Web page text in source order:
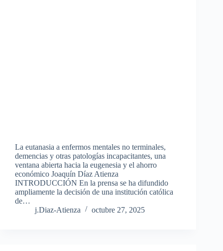
La eutanasia a enfermos mentales no terminales,
demencias y otras patologías incapacitantes, una
ventana abierta hacia la eugenesia y el ahorro
económico Joaquín Díaz Atienza
INTRODUCCIÓN En la prensa se ha difundido
ampliamente la decisión de una institución católica
de…
j.Diaz-Atienza
octubre 27, 2025